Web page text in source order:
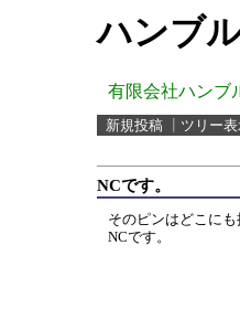
ハンブ
有限会社ハンブ
新規投稿 ツリー
NCです。
そのピンはどこにも
NCです。